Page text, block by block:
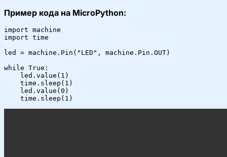
Пример кода на MicroPython:
import machine
import time
led = machine.Pin("LED", machine.Pin.OUT)
while True:
    led.value(1)
    time.sleep(1)
    led.value(0)
    time.sleep(1)